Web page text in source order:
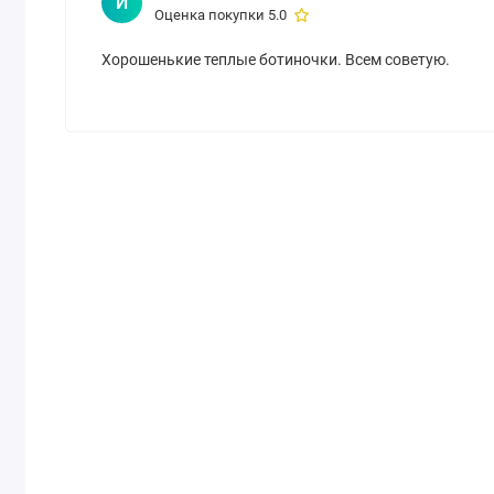
Оценка покупки 5.0
Хорошенькие теплые ботиночки. Всем советую.